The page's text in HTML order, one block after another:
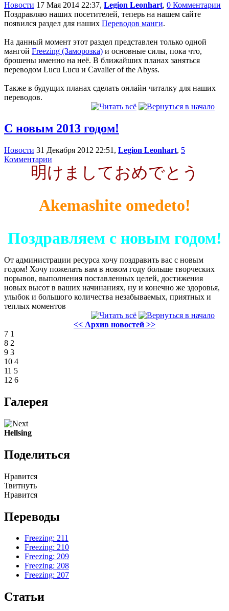
Новости 17 Мая 2014 22:37, Legion Leonhart, 0 Комментарии
Поздравляю наших посетителей, теперь на нашем сайте
появился раздел для наших Переводов манги.
На данный момент этот раздел представлен только одной
мангой Freezing (Заморозка) и основные силы, пока что,
брошены именно на неё. В ближайших планах заняться
переводом Lucu Lucu и Cavalier of the Abyss.
Также в будущих планах сделать онлайн читалку для наших
переводов.
С новым 2013 годом!
Новости 31 Декабря 2012 22:51, Legion Leonhart, 5
Комментарии
明けましておめでとう
Akemashite omedeto!
Поздравляем с новым годом!
От администрации ресурса хочу поздравить вас с новым
годом! Хочу пожелать вам в новом году больше творческих
порывов, выполнения поставленных целей, достижения
новых высот в ваших начинаниях, ну и конечно же здоровья,
улыбок и большого количества незабываемых, приятных и
теплых моментов
<< Архив новостей >>
7 1
8 2
9 3
10 4
11 5
12 6
Галерея
Hellsing
Поделиться
Нравится
Твитнуть
Нравится
Переводы
Freezing: 211
Freezing: 210
Freezing: 209
Freezing: 208
Freezing: 207
Статьи